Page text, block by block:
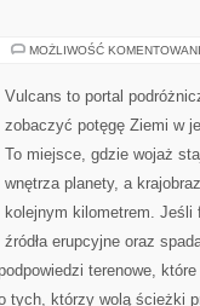
MOŻLIWOŚĆ
Vulcans to portal
zobaczyć potęgę Ziemi w
To miejsce, gdzie wojaż
wnętrza planety, a
kolejnym kilometrem. Jeśli
źródła erupcyjne oraz
terenowe,
tych, którzy wolą ścieżki